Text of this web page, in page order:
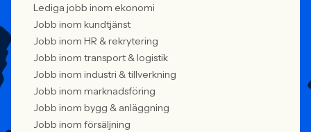
Lediga jobb inom ekonomi
Jobb inom kundtjänst
Jobb inom HR & rekrytering
Jobb inom transport & logistik
Jobb inom industri & tillverkning
Jobb inom marknadsföring
Jobb inom bygg & anläggning
Jobb inom försäljning